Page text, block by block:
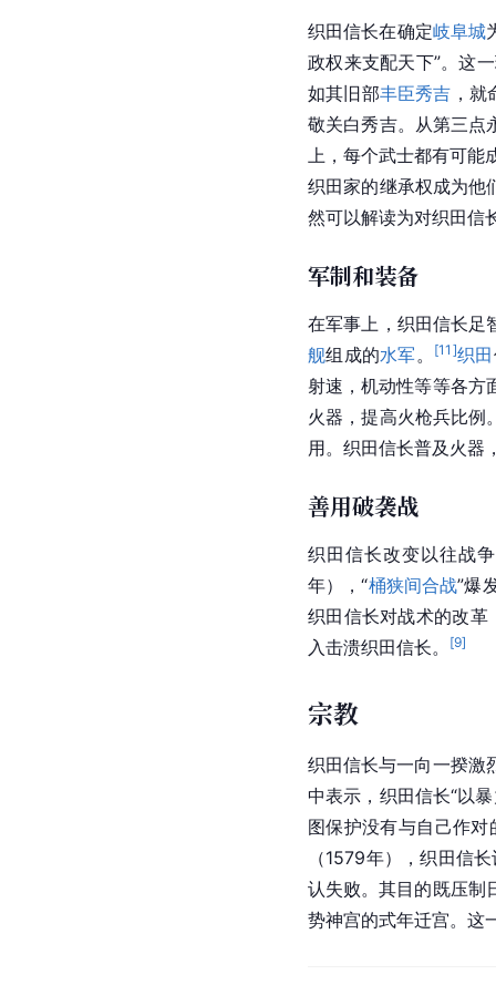
织田信长在确定岐阜城
政权来支配天下”。这
如其旧部丰臣秀吉 ，就
敬关白秀吉。从第三点
上，每个武士都有可能
织田家的继承权成为他
然可以解读为对织田信
军制和装备
在军事上，织田信长足
舰组成的水军。 [11 ]织田
射速，机动性等等各方
火器，提高火枪兵比例
用。织田信长普及 火器
善用破袭战
织田信长改变以往战
年），“桶狭间合战”爆
织田信长对战术的改
入击溃织田信长。
[9]
宗教
织田信长与一向一揆激
中表示，织田信长“以
图保护没有与自己作对
（1579年），织田信
认失败。其目的既压制
势神宫的式年迁宫。这